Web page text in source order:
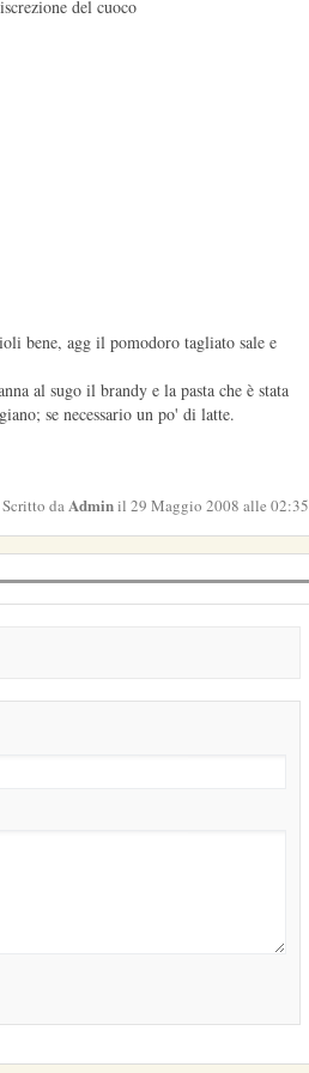
del cuoco
bene, agg il pomodoro tagliato sale e
al sugo il brandy e la pasta che è stata
se necessario un po' di latte.
Scritto daAdminil 29 Maggio 2008 alle 02:35